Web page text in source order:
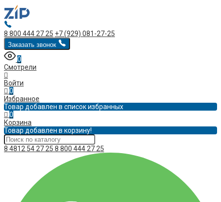
8 800 444 27 25 +7 (929) 081-27-25
Заказать звонок
0
Смотрели
Войти
0
Избранное
Товар добавлен в список избранных
0
Корзина
Товар добавлен в корзину!
8 4812 54 27 25 8 800 444 27 25